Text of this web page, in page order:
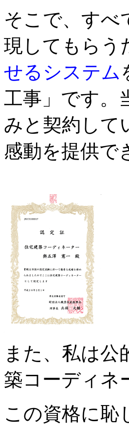
そこで、すべ
現してもらう
せるシステム
工事」です。
みと契約して
感動を提供で
また、私は公
築コーディネ
この資格に恥